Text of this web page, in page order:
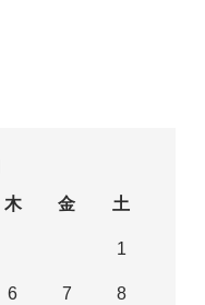
木 金 土
1
6 7 8